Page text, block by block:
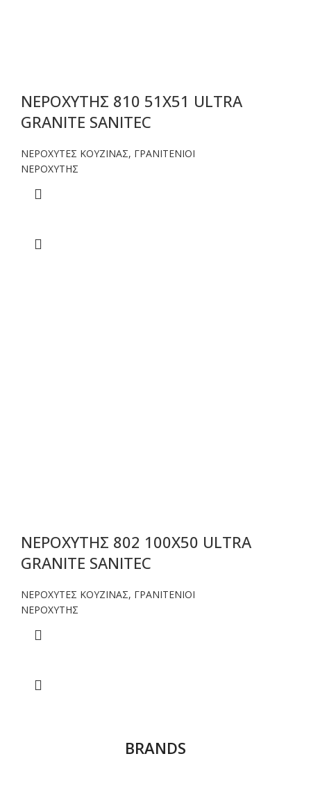
ΝΕΡΟΧΥΤΗΣ 810 51Χ51 ULTRA
GRANITE SANITEC
ΝΕΡΟΧΥΤΕΣ ΚΟΥΖΙΝΑΣ, ΓΡΑΝΙΤΕΝΙΟΙ
ΝΕΡΟΧΥΤΗΣ
ΝΕΡΟΧΥΤΗΣ 802 100Χ50 ULTRA
GRANITE SANITEC
ΝΕΡΟΧΥΤΕΣ ΚΟΥΖΙΝΑΣ, ΓΡΑΝΙΤΕΝΙΟΙ
ΝΕΡΟΧΥΤΗΣ
BRANDS